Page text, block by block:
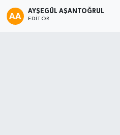
AYŞEGÜL AŞANTOĞRUL
EDITÖR